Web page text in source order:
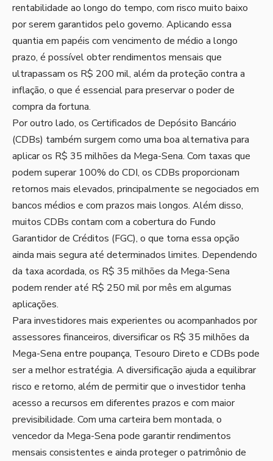
rentabilidade ao longo do tempo, com risco muito baixo
por serem garantidos pelo governo. Aplicando essa
quantia em papéis com vencimento de médio a longo
prazo, é possível obter rendimentos mensais que
ultrapassam os R$ 200 mil, além da proteção contra a
inflação, o que é essencial para preservar o poder de
compra da fortuna.
Por outro lado, os Certificados de Depósito Bancário
(CDBs) também surgem como uma boa alternativa para
aplicar os R$ 35 milhões da Mega-Sena. Com taxas que
podem superar 100% do CDI, os CDBs proporcionam
retornos mais elevados, principalmente se negociados em
bancos médios e com prazos mais longos. Além disso,
muitos CDBs contam com a cobertura do Fundo
Garantidor de Créditos (FGC), o que torna essa opção
ainda mais segura até determinados limites. Dependendo
da taxa acordada, os R$ 35 milhões da Mega-Sena
podem render até R$ 250 mil por mês em algumas
aplicações.
Para investidores mais experientes ou acompanhados por
assessores financeiros, diversificar os R$ 35 milhões da
Mega-Sena entre poupança, Tesouro Direto e CDBs pode
ser a melhor estratégia. A diversificação ajuda a equilibrar
risco e retorno, além de permitir que o investidor tenha
acesso a recursos em diferentes prazos e com maior
previsibilidade. Com uma carteira bem montada, o
vencedor da Mega-Sena pode garantir rendimentos
mensais consistentes e ainda proteger o patrimônio de